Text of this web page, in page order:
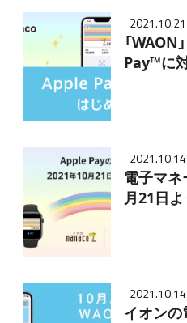
2021.10.21
「WAON
Pay™に
2021.10.14
電子マネ
月21日
2021.10.14
イオンの